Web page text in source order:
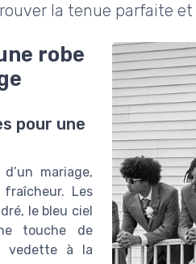
la tenue parfaite et
robe
pour une
d’un mariage,
Les
le bleu ciel
touche de
vedette à la